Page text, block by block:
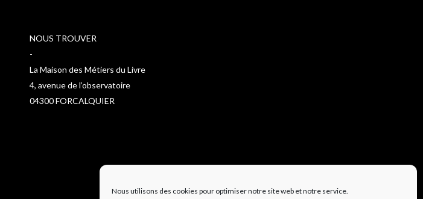
Nous utilisons des cookies pour optimiser notre site web et notre service.
NOUS TROUVER
-
La Maison des Métiers du Livre
4, avenue de l’observatoire
04300 FORCALQUIER